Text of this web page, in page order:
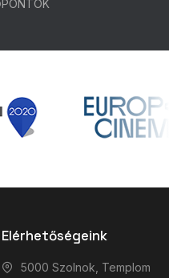
Elérhetőségeink
5000 Szolnok, Templom